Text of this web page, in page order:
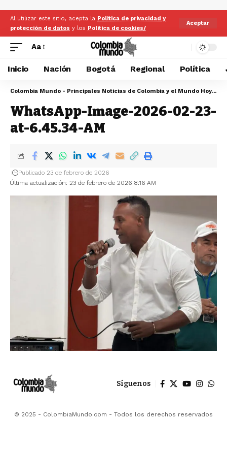
Al utilizar este sitio, acepta la Politica de privacidad y
protección de datos y los Politica de cookies/
Aceptar
Aa
Inicio Nación Bogotá Regional Política
Colombia Mundo - Principales Noticias de Colombia y el Mundo Hoy
>
WhatsApp-Image-2026-02-23-
at-6.45.34-AM
Última actualización: 23 de febrero de 2026 8:16 AM
Publicado 23 de febrero de 2026
Síguenos
© 2025 - ColombiaMundo.com - Todos los derechos reservados